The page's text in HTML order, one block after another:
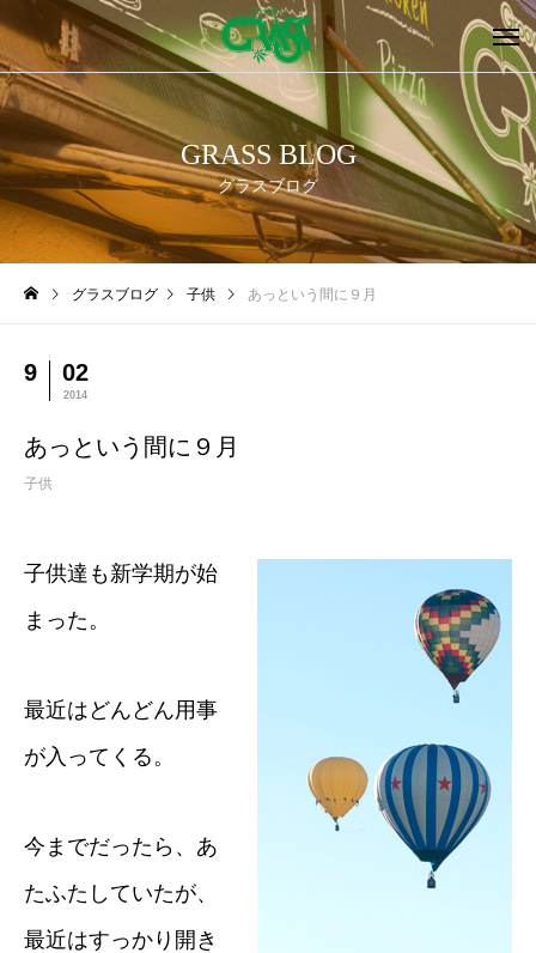
GRASS BLOG
グラスブログ
グラスブログ 子供 あっという間に９月
9 02
2014
あっという間に９月
子供
子供達も新学期が始
まった。
最近はどんどん用事
が入ってくる。
今までだったら、あ
たふたしていたが、
最近はすっかり開き